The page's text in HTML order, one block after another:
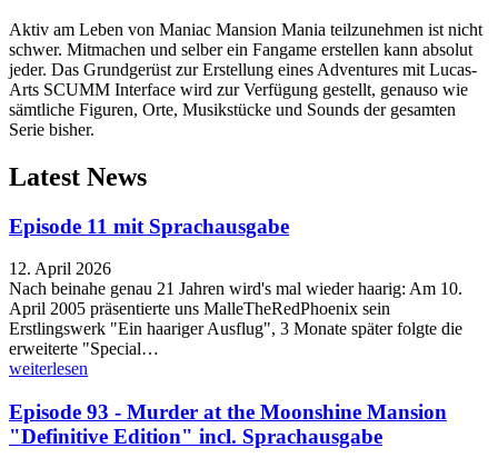
Aktiv am Leben von Maniac Mansion Mania teilzunehmen ist nicht
schwer. Mitmachen und selber ein Fangame erstellen kann absolut
jeder. Das Grundgerüst zur Erstellung eines Adventures mit Lucas-
Arts SCUMM Interface wird zur Verfügung gestellt, genauso wie
sämtliche Figuren, Orte, Musikstücke und Sounds der gesamten
Serie bisher.
Latest News
Episode 11 mit Sprachausgabe
12. April 2026
Nach beinahe genau 21 Jahren wird's mal wieder haarig: Am 10.
April 2005 präsentierte uns MalleTheRedPhoenix sein
Erstlingswerk "Ein haariger Ausflug", 3 Monate später folgte die
erweiterte "Special…
weiterlesen
Episode 93 - Murder at the Moonshine Mansion
"Definitive Edition" incl. Sprachausgabe